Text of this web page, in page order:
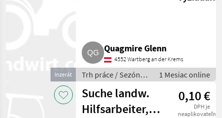
Inzerát
Quagmire Glenn
4552 Wartberg an der Krems
Trh práce / Sezónni
pracovníci
1 Mesiac online
Suche landw.
Hilfsarbeiter,
0,10 €
DPH je
neaplikovateľné